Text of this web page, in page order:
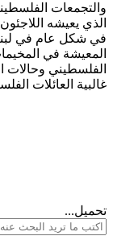
والتجمعات
الذي يعيشه
في شكل عام في
المعيشة في
الفلسطيني وحالات
غالبية العائلات
تحميل...